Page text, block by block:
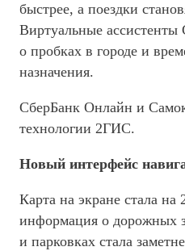
быстрее, а поездки
Виртуальные ассистенты
о пробках в городе и
назначения.
СберБанк Онлайн и
технологии 2ГИС.
Новый интерфейс
Карта на экране стала
информация о дорожных
и парковках стала